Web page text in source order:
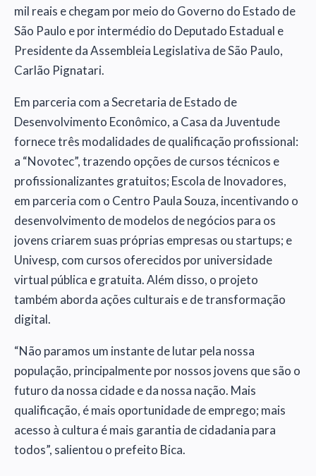
mil reais e chegam por meio do Governo do Estado de
São Paulo e por intermédio do Deputado Estadual e
Presidente da Assembleia Legislativa de São Paulo,
Carlão Pignatari.
Em parceria com a Secretaria de Estado de
Desenvolvimento Econômico, a Casa da Juventude
fornece três modalidades de qualificação profissional:
a “Novotec”, trazendo opções de cursos técnicos e
profissionalizantes gratuitos; Escola de Inovadores,
em parceria com o Centro Paula Souza, incentivando o
desenvolvimento de modelos de negócios para os
jovens criarem suas próprias empresas ou startups; e
Univesp, com cursos oferecidos por universidade
virtual pública e gratuita. Além disso, o projeto
também aborda ações culturais e de transformação
digital.
“Não paramos um instante de lutar pela nossa
população, principalmente por nossos jovens que são o
futuro da nossa cidade e da nossa nação. Mais
qualificação, é mais oportunidade de emprego; mais
acesso à cultura é mais garantia de cidadania para
todos”, salientou o prefeito Bica.